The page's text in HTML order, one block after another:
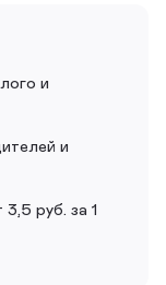
и
и
руб. за 1